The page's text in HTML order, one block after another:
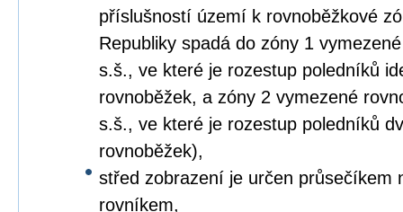
příslušností území k rovnoběžkové
Republiky spadá do zóny 1
s.š., ve které je rozestup poledníků
rovnoběžek, a zóny 2 vymezené
s.š., ve které je rozestup poledníků
rovnoběžek),
střed zobrazení je určen průsečíkem
rovníkem,